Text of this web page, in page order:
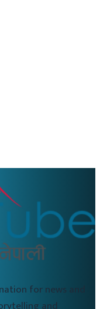
for news and